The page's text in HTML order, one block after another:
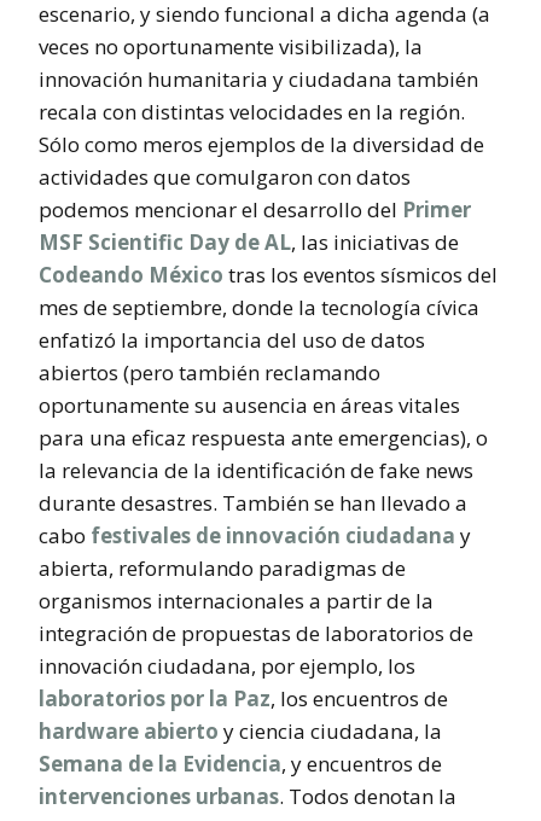
escenario, y siendo funcional a dicha agenda (a
veces no oportunamente visibilizada), la
innovación humanitaria y ciudadana también
recala con distintas velocidades en la región.
Sólo como meros ejemplos de la diversidad de
actividades que comulgaron con datos
podemos mencionar el desarrollo del Primer
MSF Scientific Day de AL, las iniciativas de
Codeando México tras los eventos sísmicos del
mes de septiembre, donde la tecnología cívica
enfatizó la importancia del uso de datos
abiertos (pero también reclamando
oportunamente su ausencia en áreas vitales
para una eficaz respuesta ante emergencias), o
la relevancia de la identificación de fake news
durante desastres. También se han llevado a
cabo festivales de innovación ciudadana y
abierta, reformulando paradigmas de
organismos internacionales a partir de la
integración de propuestas de laboratorios de
innovación ciudadana, por ejemplo, los
laboratorios por la Paz, los encuentros de
hardware abierto y ciencia ciudadana, la
Semana de la Evidencia, y encuentros de
intervenciones urbanas. Todos denotan la